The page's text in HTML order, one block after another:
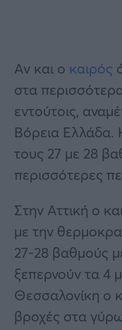
Αν και ο καιρός
στα
εντούτοις,
Βόρεια Ελλάδα.
τους 27 με 28
περισσότερες
Στην Αττική ο
με την
27-28 βαθμούς
ξεπερνούν τα 4
Θεσσαλονίκη ο
βροχές στα